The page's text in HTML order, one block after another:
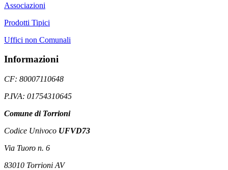
Associazioni
Prodotti Tipici
Uffici non Comunali
Informazioni
CF: 80007110648
P.IVA: 01754310645
Comune di Torrioni
Codice Univoco UFVD73
Via Tuoro n. 6
83010 Torrioni AV